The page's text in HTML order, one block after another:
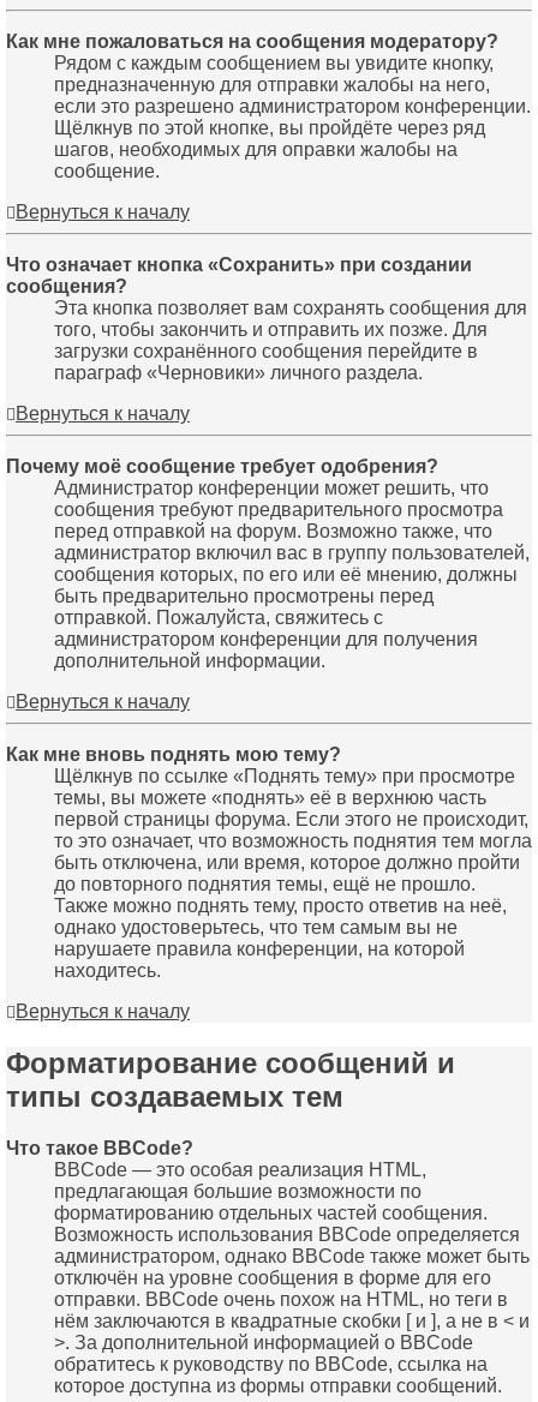
Как мне пожаловаться на сообщения модератору?
Рядом с каждым сообщением вы увидите кнопку,
предназначенную для отправки жалобы на него,
если это разрешено администратором конференции.
Щёлкнув по этой кнопке, вы пройдёте через ряд
шагов, необходимых для оправки жалобы на
сообщение.
Вернуться к началу
Что означает кнопка «Сохранить» при создании
сообщения?
Эта кнопка позволяет вам сохранять сообщения для
того, чтобы закончить и отправить их позже. Для
загрузки сохранённого сообщения перейдите в
параграф «Черновики» личного раздела.
Вернуться к началу
Почему моё сообщение требует одобрения?
Администратор конференции может решить, что
сообщения требуют предварительного просмотра
перед отправкой на форум. Возможно также, что
администратор включил вас в группу пользователей,
сообщения которых, по его или её мнению, должны
быть предварительно просмотрены перед
отправкой. Пожалуйста, свяжитесь с
администратором конференции для получения
дополнительной информации.
Вернуться к началу
Как мне вновь поднять мою тему?
Щёлкнув по ссылке «Поднять тему» при просмотре
темы, вы можете «поднять» её в верхнюю часть
первой страницы форума. Если этого не происходит,
то это означает, что возможность поднятия тем могла
быть отключена, или время, которое должно пройти
до повторного поднятия темы, ещё не прошло.
Также можно поднять тему, просто ответив на неё,
однако удостоверьтесь, что тем самым вы не
нарушаете правила конференции, на которой
находитесь.
Вернуться к началу
Форматирование сообщений и
типы создаваемых тем
Что такое BBCode?
BBCode — это особая реализация HTML,
предлагающая большие возможности по
форматированию отдельных частей сообщения.
Возможность использования BBCode определяется
администратором, однако BBCode также может быть
отключён на уровне сообщения в форме для его
отправки. BBCode очень похож на HTML, но теги в
нём заключаются в квадратные скобки [ и ], а не в < и
>. За дополнительной информацией о BBCode
обратитесь к руководству по BBCode, ссылка на
которое доступна из формы отправки сообщений.